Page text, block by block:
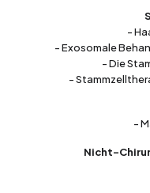
-
- Exosomale
- Die
-
-
Nicht-